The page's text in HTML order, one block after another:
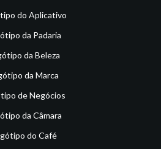
do Aplicativo
da Padaria
da Beleza
da Marca
de Negócios
da Câmara
do Café